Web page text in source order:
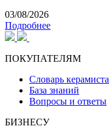
03/08/2026
Подробнее
ПОКУПАТЕЛЯМ
Словарь керамиста
База знаний
Вопросы и ответы
БИЗНЕСУ